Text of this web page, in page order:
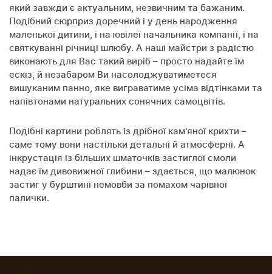
який завжди є актуальним, незвичним та бажаним.
Подібний сюрприз доречний і у день народження
маленької дитини, і на ювілеї начальника компанії, і на
святкуванні річниці шлюбу. А наші майстри з радістю
виконають для Вас такий виріб – просто надайте їм
ескіз, й незабаром Ви насолоджуватиметеся
вишуканим панно, яке виграватиме усіма відтінками та
напівтонами натуральних сонячних самоцвітів.
Подібні картини роблять із дрібної кам'яної крихти –
саме тому вони настільки детальні й атмосферні. А
інкрустація із більших шматочків застиглої смоли
надає їм дивовижної глибини – здається, що малюнок
застиг у бурштині немовби за помахом чарівної
палички.